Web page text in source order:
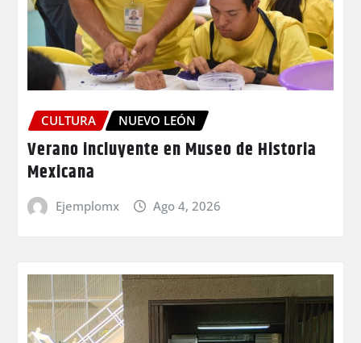
CULTURA NUEVO LEÓN
Verano incluyente en Museo de Historia
Mexicana
Ejemplomx Ago 4, 2026